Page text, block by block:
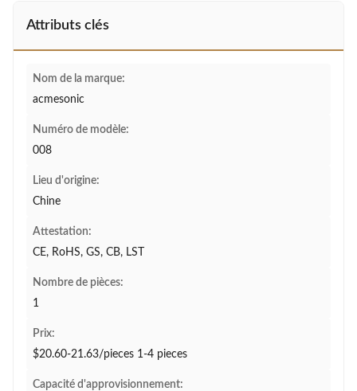
Attributs clés
Nom de la marque:
acmesonic
Numéro de modèle:
008
Lieu d'origine:
Chine
Attestation:
CE, RoHS, GS, CB, LST
Nombre de pièces:
1
Prix:
$20.60-21.63/pieces 1-4 pieces
Capacité d'approvisionnement: